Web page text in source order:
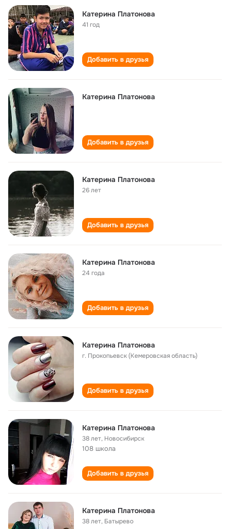
Катерина Платонова
41 год
Добавить в друзья
Катерина Платонова
Добавить в друзья
Катерина Платонова
26 лет
Добавить в друзья
Катерина Платонова
24 года
Добавить в друзья
Катерина Платонова
г. Прокопьевск (Кемеровская область)
Добавить в друзья
Катерина Платонова
38 лет, Новосибирск
108 школа
Добавить в друзья
Катерина Платонова
38 лет, Батырево